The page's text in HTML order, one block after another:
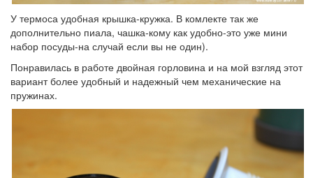
У термоса удобная крышка-кружка. В комлекте так же
дополнительно пиала, чашка-кому как удобно-это уже мини
набор посуды-на случай если вы не один).
Понравилась в работе двойная горловина и на мой взгляд этот
вариант более удобный и надежный чем механические на
пружинах.